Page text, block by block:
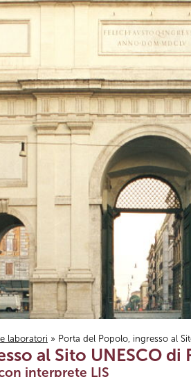
laboratori » Porta del Popolo, ingresso al
al Sito UNESCO di
interprete LIS